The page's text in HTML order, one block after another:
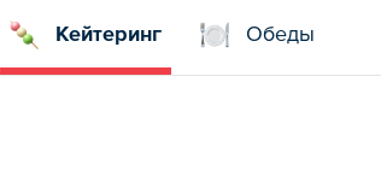
Кейтеринг Обеды